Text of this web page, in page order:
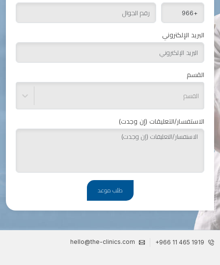
البريد الإلكتروني
القسم
القسم
الاستفسار/التعليقات (إن وجدت)
طلب موعد
+966 11 465 1919
hello@the-clinics.com